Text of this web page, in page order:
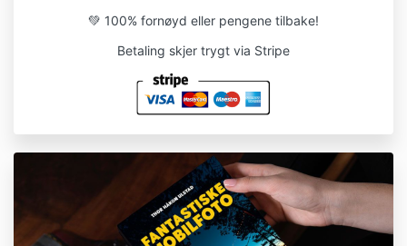
💚 100% fornøyd eller pengene tilbake!
Betaling skjer trygt via Stripe